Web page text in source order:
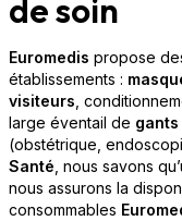
de soin
Euromedis propose
établissements :
visiteurs ,
large éventail de gants
(obstétrique,
Santé , nous savons
nous assurons la
consommables